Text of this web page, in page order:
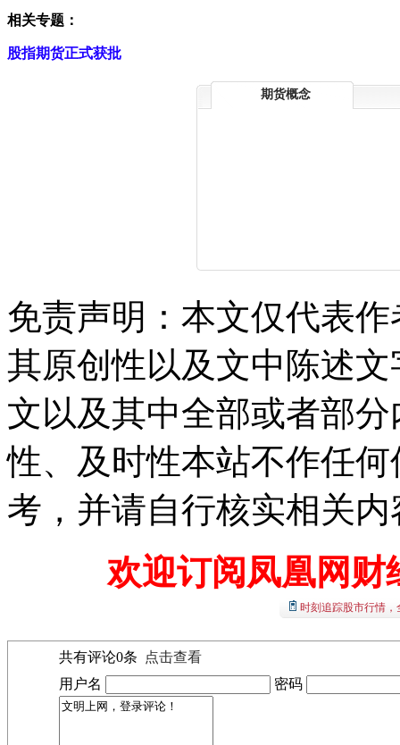
相关专题：
股指期货正式获批
期货概念
免责声明：本文仅代表
其原创性以及文中陈述
文以及其中全部或者部
性、及时性本站不作任
考，并请自行核实相关内
欢迎订阅凤凰网财
时刻追踪股市行情
共有评论0条
点击查看
用户名
密码